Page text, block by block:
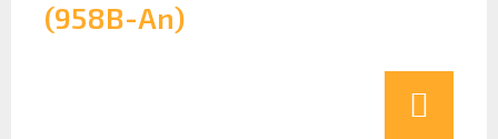
(958B-An)